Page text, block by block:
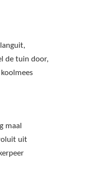
de tuin door,
maal
uit